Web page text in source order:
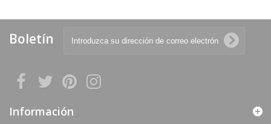
Boletín
Información